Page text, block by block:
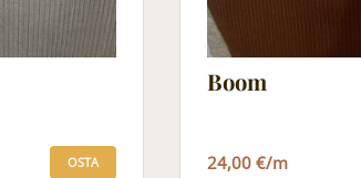
OSTA
Boom
24,00 €/m